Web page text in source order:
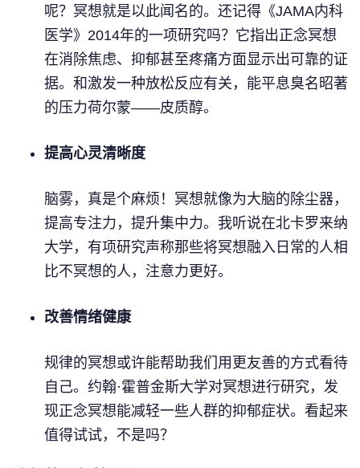
呢？冥想就是以此闻名的。还记得《JAMA内科
医学》2014年的一项研究吗？它指出正念冥想
在消除焦虑、抑郁甚至疼痛方面显示出可靠的证
据。和激发一种放松反应有关，能平息臭名昭著
的压力荷尔蒙——皮质醇。
提高心灵清晰度
脑雾，真是个麻烦！冥想就像为大脑的除尘器，
提高专注力，提升集中力。我听说在北卡罗来纳
大学，有项研究声称那些将冥想融入日常的人相
比不冥想的人，注意力更好。
改善情绪健康
规律的冥想或许能帮助我们用更友善的方式看待
自己。约翰·霍普金斯大学对冥想进行研究，发
现正念冥想能减轻一些人群的抑郁症状。看起来
值得试试，不是吗？